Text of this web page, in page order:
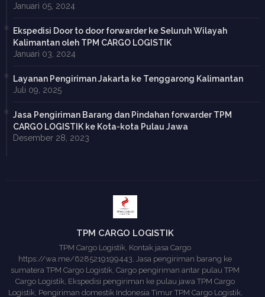
Januari 05, 2024
Ekspedisi Door to door forwarder ke Seluruh Wilayah
Kalimantan oleh TPM CARGO LOGISTIK
Januari 03, 2024
Layanan Pengiriman Jakarta ke Tenggarong Kalimantan
Juli 09, 2025
Jasa Pengiriman Barang dan Pindahan forwarder TPM
CARGO LOGISTIK ke Kota-kota Pulau Jawa
Desember 28, 2023
TPM CARGO LOGISTIK
TPM Cargo Logistik, Kontak jasa Cargo
https://wa.me/6285219199443, Jasa pengiriman barang ke
sumatera TPM Cargo Logistik, Cargo pengiriman antar pulau TPM
Cargo Logistik, Ekspedisi pengiriman ke pulau jawa TPM Cargo
Logistik, Pengiriman domestik Indonesia Timur TPM Cargo Logistik,